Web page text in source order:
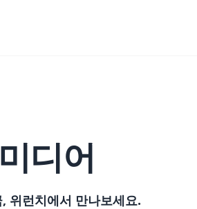
디어
위런치에서 만나보세요.